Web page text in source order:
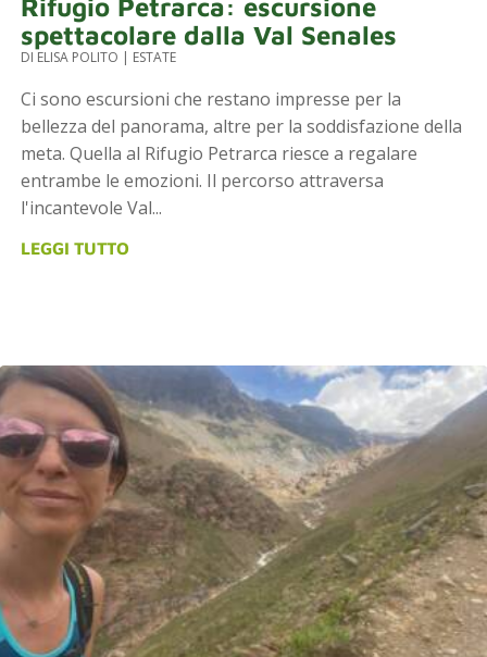
Rifugio Petrarca: escursione
spettacolare dalla Val Senales
DI ELISA POLITO | ESTATE
Ci sono escursioni che restano impresse per la
bellezza del panorama, altre per la soddisfazione della
meta. Quella al Rifugio Petrarca riesce a regalare
entrambe le emozioni. Il percorso attraversa
l'incantevole Val...
LEGGI TUTTO